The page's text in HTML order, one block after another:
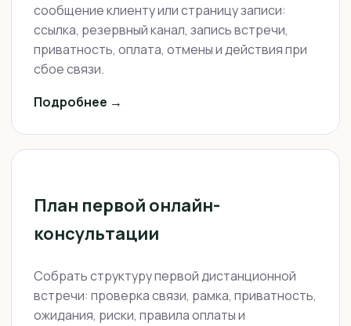
сообщение клиенту или страницу записи:
ссылка, резервный канал, запись встречи,
приватность, оплата, отмены и действия при
сбое связи.
Подробнее →
План первой онлайн-
консультации
Собрать структуру первой дистанционной
встречи: проверка связи, рамка, приватность,
ожидания, риски, правила оплаты и